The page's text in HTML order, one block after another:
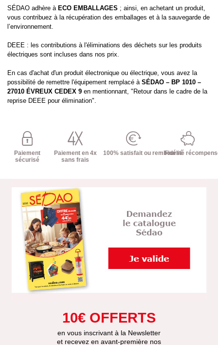
SÉDAO adhère à ECO EMBALLAGES ; ainsi, en achetant un produit,
vous contribuez à la récupération des emballages et à la sauvegarde de
l’environnement.
DEEE : les contributions à l'éliminations des déchets sur les produits
électriques sont incluses dans nos prix.
En cas d'achat d'un produit électronique ou électrique, vous avez la
possibilité de remettre l'équipement remplacé à SÉDAO – BP 1010 –
27010 ÉVREUX CEDEX 9 en mentionnant, "Retour dans le cadre de la
reprise DEEE pour élimination".
Paiement
sécurisé
Paiement en 4x
sans frais
100% satisfait ou remboursé
Fidélité
10€ OFFERTS
en vous inscrivant à la Newsletter
et recevez en avant-première nos